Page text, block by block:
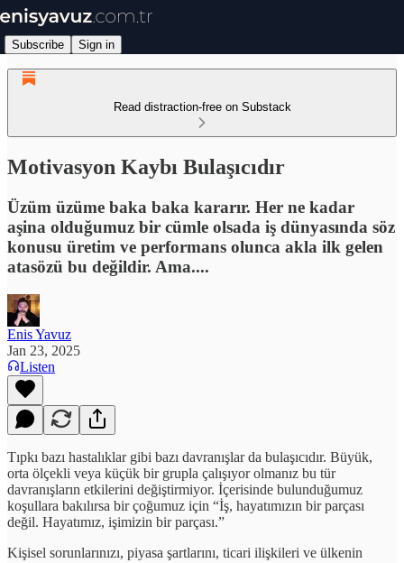
Subscribe Sign in
Read distraction-free on Substack
Motivasyon Kaybı Bulaşıcıdır
Üzüm üzüme baka baka kararır. Her ne kadar
aşina olduğumuz bir cümle olsada iş dünyasında söz
konusu üretim ve performans olunca akla ilk gelen
atasözü bu değildir. Ama....
Enis Yavuz
Jan 23, 2025
Listen
Tıpkı bazı hastalıklar gibi bazı davranışlar da bulaşıcıdır. Büyük,
orta ölçekli veya küçük bir grupla çalışıyor olmanız bu tür
davranışların etkilerini değiştirmiyor. İçerisinde bulunduğumuz
koşullara bakılırsa bir çoğumuz için “İş, hayatımızın bir parçası
değil. Hayatımız, işimizin bir parçası.”
Kişisel sorunlarınızı, piyasa şartlarını, ticari ilişkileri ve ülkenin